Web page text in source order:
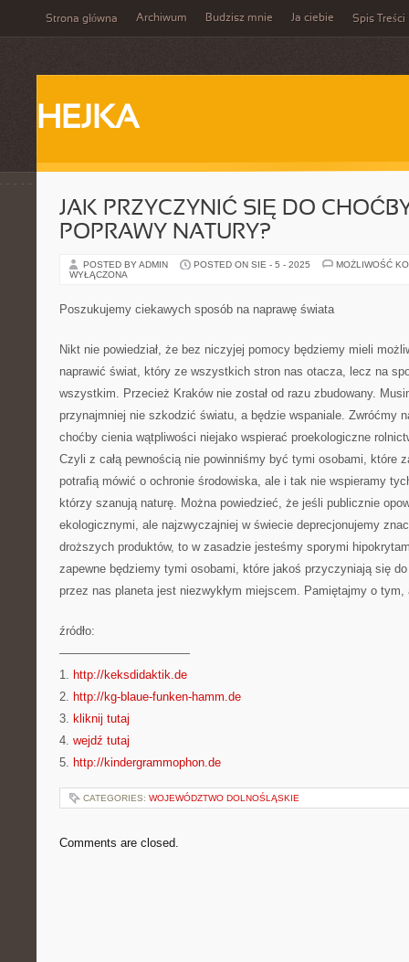
Strona główna Archiwum Budzisz mnie Ja ciebie Spis Treści
HEJKA
JAK PRZYCZYNIĆ SIĘ DO
POPRAWY NATURY?
POSTED BY ADMIN POSTED ON SIE - 5 - 2025
MOŻLIWOŚĆ
WYŁĄCZONA
Poszukujemy ciekawych sposób na naprawę świata
Nikt nie powiedział, że bez niczyjej pomocy będziemy mieli
naprawić świat, który ze wszystkich stron nas otacza, lecz na
wszystkim. Przecież Kraków nie został od razu zbudowany.
przynajmniej nie szkodzić światu, a będzie wspaniale. Zwróćmy
choćby cienia wątpliwości niejako wspierać proekologiczne
Czyli z całą pewnością nie powinniśmy być tymi osobami, które
potrafią mówić o ochronie środowiska, ale i tak nie wspieramy
którzy szanują naturę. Można powiedzieć, że jeśli publicznie
ekologicznymi, ale najzwyczajniej w świecie deprecjonujemy
droższych produktów, to w zasadzie jesteśmy sporymi
zapewne będziemy tymi osobami, które jakoś przyczyniają się
przez nas planeta jest niezwykłym miejscem. Pamiętajmy o
źródło:
———————————
1. http://keksdidaktik.de
2. http://kg-blaue-funken-hamm.de
3. kliknij tutaj
4. wejdź tutaj
5. http://kindergrammophon.de
CATEGORIES: WOJEWÓDZTWO DOLNOŚLĄSKIE
Comments are closed.